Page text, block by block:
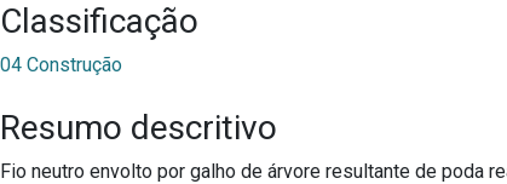
Classificação
04 Construção
Resumo descritivo
Fio neutro envolto por galho de árvore resultante de poda